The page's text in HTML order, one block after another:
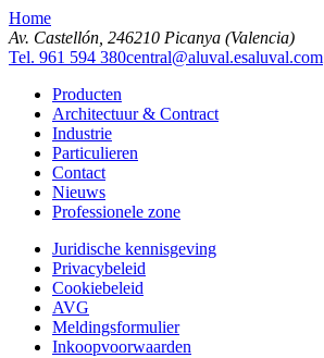
Home
Av. Castellón, 246210 Picanya (Valencia)
Tel. 961 594 380central@aluval.esaluval.com
Producten
Architectuur & Contract
Industrie
Particulieren
Contact
Nieuws
Professionele zone
Juridische kennisgeving
Privacybeleid
Cookiebeleid
AVG
Meldingsformulier
Inkoopvoorwaarden